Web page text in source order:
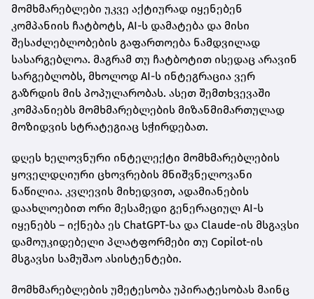
მომხმარებლები უკვე აქტიურად იყენებენ
კომპანიის ჩატბოტს, AI-ს დამატება და მისი
შესაძლებლობების გაფართოება ნამდვილად
სასარგებლოა. მაგრამ თუ ჩატბოტით ისედაც არავინ
სარგებლობს, მხოლოდ AI-ს ინტეგრაცია ვერ
გაზრდის მის პოპულარობას. ასეთ შემთხვევაში
კომპანიებს მომხმარებლების მიზანმიმართულად
მოზიდვის სტრატეგიაც სჭირდებათ.
დღეს ხელოვნური ინტელექტი მომხმარებლების
ყოველდღიური ცხოვრების მნიშვნელოვანი
ნაწილია. კვლევის მიხედვით, ადამიანების
დაახლოებით ორი მესამედი გენერაციულ AI-ს
იყენებს – იქნება ეს ChatGPT-სა და Claude-ის მსგავსი
დამოუკიდებელი პლატფორმები თუ Copilot-ის
მსგავსი სამუშაო ასისტენტები.
მომხმარებლების უმეტესობა უპირატესობას მაინც